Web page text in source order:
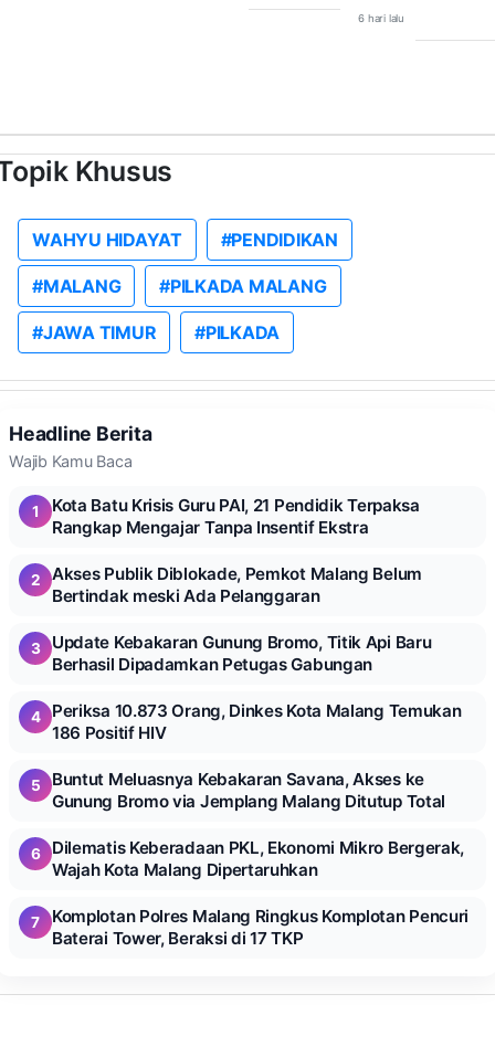
6 hari lalu
Khusus
WAHYU HIDAYAT #PENDIDIKAN
#MALANG #PILKADA MALANG
#JAWA TIMUR #PILKADA
Headline Berita
Wajib Kamu Baca
1
Kota Batu Krisis Guru PAI, 21 Pendidik Terpaksa
Rangkap Mengajar Tanpa Insentif Ekstra
2
Akses Publik Diblokade, Pemkot Malang Belum
Bertindak meski Ada Pelanggaran
3
Update Kebakaran Gunung Bromo, Titik Api Baru
Berhasil Dipadamkan Petugas Gabungan
4
Periksa 10.873 Orang, Dinkes Kota Malang Temukan
186 Positif HIV
5
Buntut Meluasnya Kebakaran Savana, Akses ke
Gunung Bromo via Jemplang Malang Ditutup Total
6
Dilematis Keberadaan PKL, Ekonomi Mikro Bergerak,
Wajah Kota Malang Dipertaruhkan
7
Komplotan Polres Malang Ringkus Komplotan Pencuri
Baterai Tower, Beraksi di 17 TKP